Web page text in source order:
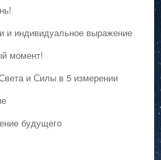
индивидуальное выражение
момент!
и Силы в 5 измерении
будущего